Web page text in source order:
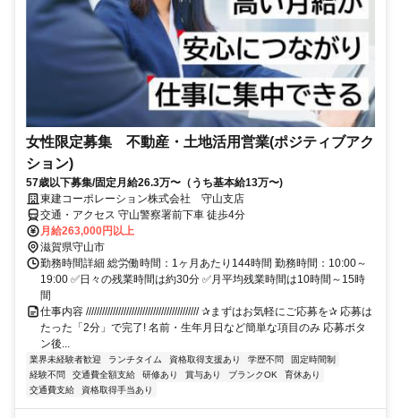
女性限定募集 不動産・土地活用営業(ポジティブアク
ション)
57歳以下募集/固定月給26.3万〜（うち基本給13万〜)
東建コーポレーション株式会社 守山支店
交通・アクセス 守山警察署前下車 徒歩4分
月給263,000円以上
滋賀県守山市
勤務時間詳細 総労働時間：1ヶ月あたり144時間 勤務時間：10:00～
19:00 ✅日々の残業時間は約30分 ✅月平均残業時間は10時間～15時
間
仕事内容 ////////////////////////////////////////// ✰まずはお気軽にご応募を✰ 応募は
たった「2分」で完了! 名前・生年月日など簡単な項目のみ 応募ボタ
ン後...
業界未経験者歓迎 ランチタイム 資格取得支援あり 学歴不問
固定時間制
経験不問
交通費全額支給 研修あり 賞与あり ブランクOK
育休あり
交通費支給
資格取得手当あり